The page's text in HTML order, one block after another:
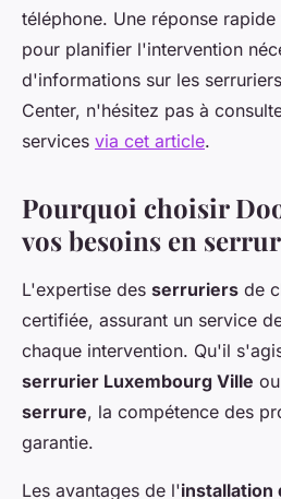
téléphone. Une réponse
pour planifier l'intervention
d'informations sur les
Center, n'hésitez pas à
services via cet article.
Pourquoi choisir
vos besoins en
L'expertise des serruriers de
certifiée, assurant un service
chaque intervention. Qu'il
serrurier Luxembourg Ville
serrure, la compétence des
garantie.
Les avantages de l'installation